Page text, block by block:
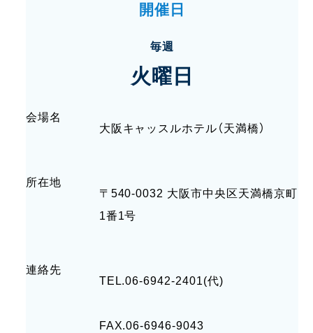
開催日
毎週
火曜日
会場名
大阪キャッスルホテル（天満橋）
所在地
〒540-0032 大阪市中央区天満橋京町
1番1号
連絡先
TEL.06-6942-2401(代)
FAX.06-6946-9043